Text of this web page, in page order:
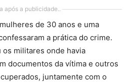
após a publicidade..
de 30 anos e uma
a prática do crime.
os militares onde havia
documentos da vítima e outros
juntamente com o